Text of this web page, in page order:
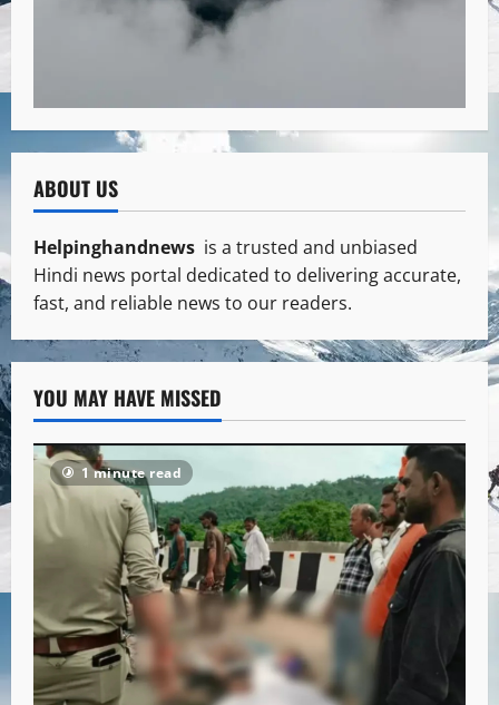
ABOUT US
Helpinghandnews is a trusted and unbiased
Hindi news portal dedicated to delivering accurate,
fast, and reliable news to our readers.
YOU MAY HAVE MISSED
1 minute read